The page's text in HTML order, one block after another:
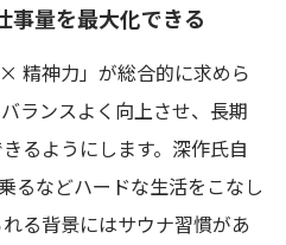
事量を最大化できる
精神力」が総合的に求めら
ランスよく向上させ、長期
るようにします。深作氏自
るなどハードな生活をこなし
る背景にはサウナ習慣があ